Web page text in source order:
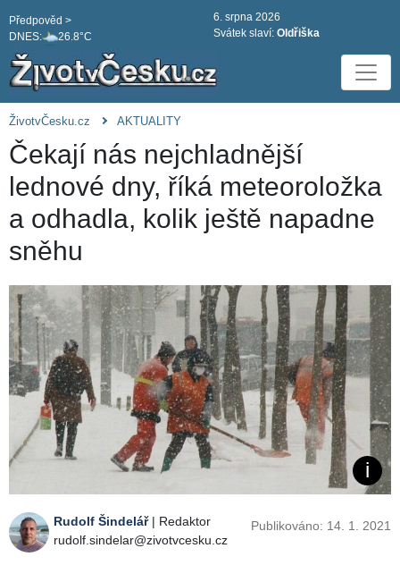
DNES: 26.8°C
Předpověd >
6. srpna 2026
Svátek slaví: Oldřiška
ŽivotvČesku.cz AKTUALITY
Čekají nás nejchladnější
lednové dny, říká meteoroložka
a odhadla, kolik ještě napadne
sněhu
Rudolf Šindelář| Redaktor
rudolf.sindelar@zivotvcesku.cz
Publikováno: 14. 1. 2021